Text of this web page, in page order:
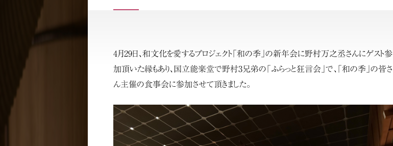
4月29日、和文化を愛するプロジェクト「和の季」の新年会に野村万之丞さんにゲスト参
加頂いた縁もあり、国立能楽堂で野村3兄弟の「ふらっと狂言会」で、「和の季」の皆さ
ん主催の食事会に参加させて頂きました。